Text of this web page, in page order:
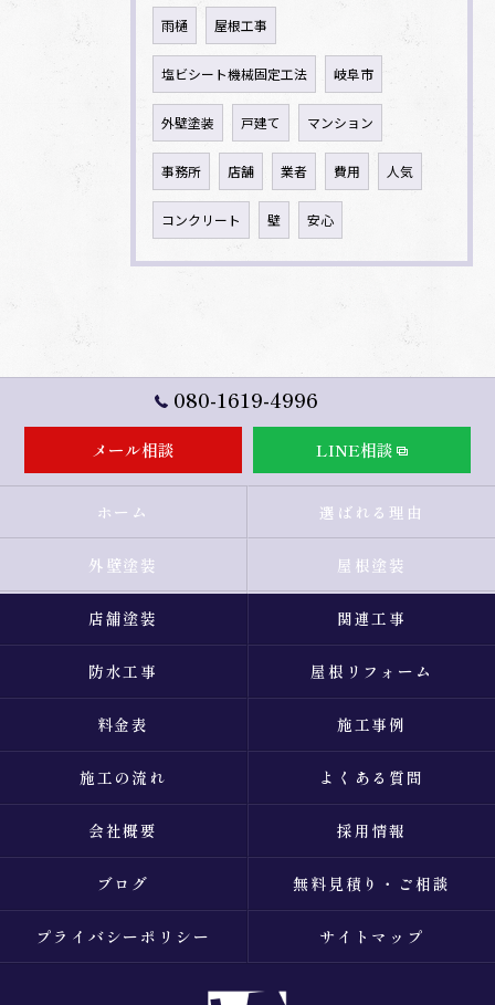
雨樋 屋根工事
塩ビシート機械固定工法 岐阜市
外壁塗装 戸建て マンション
事務所 店舗 業者 費用 人気
コンクリート 壁 安心
080-1619-4996
メール相談 LINE相談
ホーム 選ばれる理由
外壁塗装 屋根塗装
店舗塗装 関連工事
防水工事 屋根リフォーム
料金表 施工事例
施工の流れ よくある質問
会社概要 採用情報
ブログ 無料見積り・ご相談
プライバシーポリシー サイトマップ